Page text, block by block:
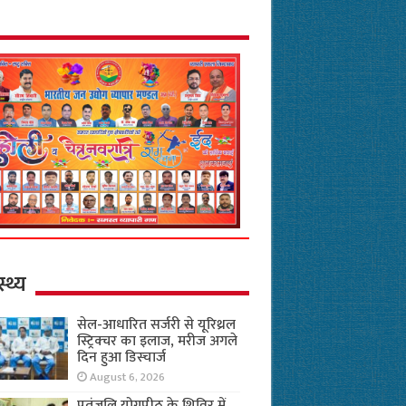
सेल-आधारित सर्जरी से यूरिथ्रल
स्ट्रिक्चर का इलाज, मरीज अगले
दिन हुआ डिस्चार्ज
August 6, 2026